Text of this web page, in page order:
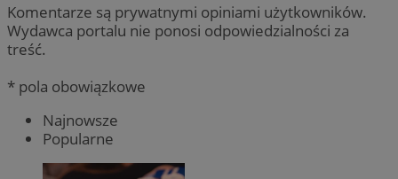
Komentarze są prywatnymi opiniami użytkowników.
Wydawca portalu nie ponosi odpowiedzialności za
treść.
* pola obowiązkowe
Najnowsze
Popularne